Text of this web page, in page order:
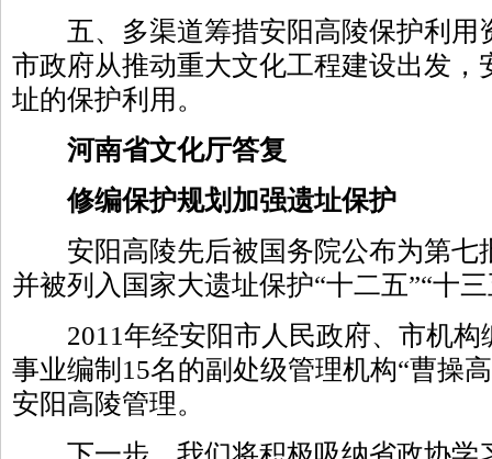
五、多渠道筹措安阳高陵保护利用
市政府从推动重大文化工程建设出发，
址的保护利用。
河南省文化厅答复
修编保护规划加强遗址保护
安阳高陵先后被国务院公布为第七
并被列入国家大遗址保护“十二五”“十
2011年经安阳市人民政府、市机构
事业编制15名的副处级管理机构“曹操
安阳高陵管理。